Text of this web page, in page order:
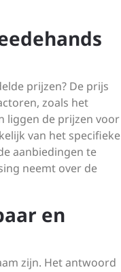
prijzen? De prijs
zoals het
liggen de prijzen voor
van het specifieke
aanbiedingen te
neemt over de
en
zijn. Het antwoord